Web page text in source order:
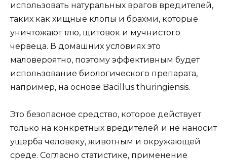
использовать натуральных врагов вредителей,
таких как хищные клопы и брахми, которые
уничтожают тлю, щитовок и мучнистого
червеца. В домашних условиях это
маловероятно, поэтому эффективным будет
использование биологического препарата,
например, на основе Bacillus thuringiensis.
Это безопасное средство, которое действует
только на конкретных вредителей и не наносит
ущерба человеку, животным и окружающей
среде. Согласно статистике, применение